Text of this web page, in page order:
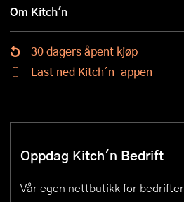
Om Kitch'n
30 dagers åpent kjøp
Last ned Kitch´n-appen
Oppdag Kitch'n Bedrift
Vår egen nettbutikk for